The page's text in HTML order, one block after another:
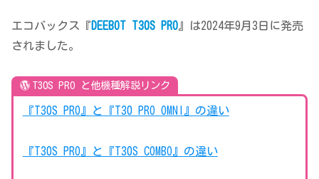
エコバックス『 DEEBOT T30S PRO 』は2024年9月3日に発売
されました。
T30S PRO と他機種解説リンク
『T30S PRO』と『T30 PRO OMNI』の違い
『T30S PRO』と『T30S COMBO』の違い